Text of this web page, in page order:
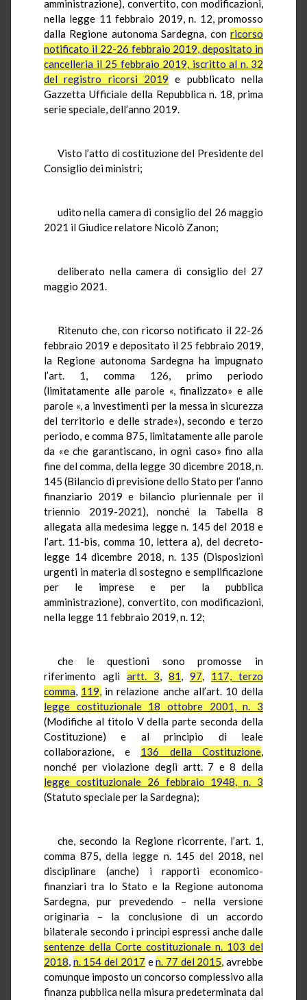
amministrazione), convertito, con modificazioni,
nella legge 11 febbraio 2019, n. 12, promosso
dalla Regione autonoma Sardegna, con ricorso
notificato il 22-26 febbraio 2019, depositato in
cancelleria il 25 febbraio 2019, iscritto al n. 32
del registro ricorsi 2019 e pubblicato nella
Gazzetta Ufficiale della Repubblica n. 18, prima
serie speciale, dell’anno 2019.
Visto l’atto di costituzione del Presidente del
Consiglio dei ministri;
udito nella camera di consiglio del 26 maggio
2021 il Giudice relatore Nicolò Zanon;
deliberato nella camera di consiglio del 27
maggio 2021.
Ritenuto che, con ricorso notificato il 22-26
febbraio 2019 e depositato il 25 febbraio 2019,
la Regione autonoma Sardegna ha impugnato
l’art. 1, comma 126, primo periodo
(limitatamente alle parole «, finalizzato» e alle
parole «, a investimenti per la messa in sicurezza
del territorio e delle strade»), secondo e terzo
periodo, e comma 875, limitatamente alle parole
da «e che garantiscano, in ogni caso» fino alla
fine del comma, della legge 30 dicembre 2018, n.
145 (Bilancio di previsione dello Stato per l’anno
finanziario 2019 e bilancio pluriennale per il
triennio 2019-2021), nonché la Tabella 8
allegata alla medesima legge n. 145 del 2018 e
l’art. 11-bis, comma 10, lettera a), del decreto-
legge 14 dicembre 2018, n. 135 (Disposizioni
urgenti in materia di sostegno e semplificazione
per le imprese e per la pubblica
amministrazione), convertito, con modificazioni,
nella legge 11 febbraio 2019, n. 12;
che le questioni sono promosse in
riferimento agli artt. 3, 81, 97, 117, terzo
comma, 119, in relazione anche all’art. 10 della
legge costituzionale 18 ottobre 2001, n. 3
(Modifiche al titolo V della parte seconda della
Costituzione) e al principio di leale
collaborazione, e 136 della Costituzione,
nonché per violazione degli artt. 7 e 8 della
legge costituzionale 26 febbraio 1948, n. 3
(Statuto speciale per la Sardegna);
che, secondo la Regione ricorrente, l’art. 1,
comma 875, della legge n. 145 del 2018, nel
disciplinare (anche) i rapporti economico-
finanziari tra lo Stato e la Regione autonoma
Sardegna, pur prevedendo – nella versione
originaria – la conclusione di un accordo
bilaterale secondo i principi espressi anche dalle
sentenze della Corte costituzionale n. 103 del
2018, n. 154 del 2017 en. 77 del 2015, avrebbe
comunque imposto un concorso complessivo alla
finanza pubblica nella misura predeterminata dal